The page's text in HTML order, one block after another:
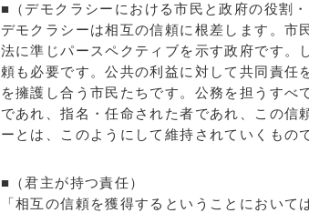
■（デモクラシーにおける市民と政府の役割・
デモクラシーは相互の信頼に根差します。市
法に準じパースペクティブを示す政府です。
頼も必要です。公共の利益に対して共同責任
を擁護し合う市民たちです。公務を担うすべ
であれ、指名・任命された者であれ、この信
ーとは、このようにして維持されていくもの
■（君主が持つ責任）
「相互の信頼を獲得するということにおいて